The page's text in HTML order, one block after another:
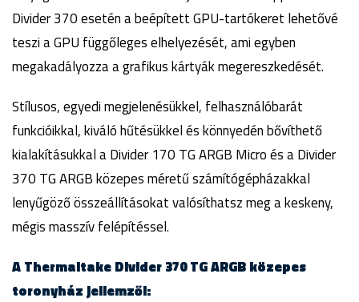
Divider 370 esetén a beépített GPU-tartókeret lehetővé
teszi a GPU függőleges elhelyezését, ami egyben
megakadályozza a grafikus kártyák megereszkedését.
Stílusos, egyedi megjelenésükkel, felhasználóbarát
funkcióikkal, kiváló hűtésükkel és könnyedén bővíthető
kialakításukkal a Divider 170 TG ARGB Micro és a Divider
370 TG ARGB közepes méretű számítógépházakkal
lenyűgöző összeállításokat valósíthatsz meg a keskeny,
mégis masszív felépítéssel.
A Thermaltake Divider 370 TG ARGB közepes
toronyház jellemzői: